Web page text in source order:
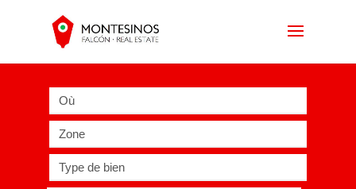
Où
Zone
Type de bien